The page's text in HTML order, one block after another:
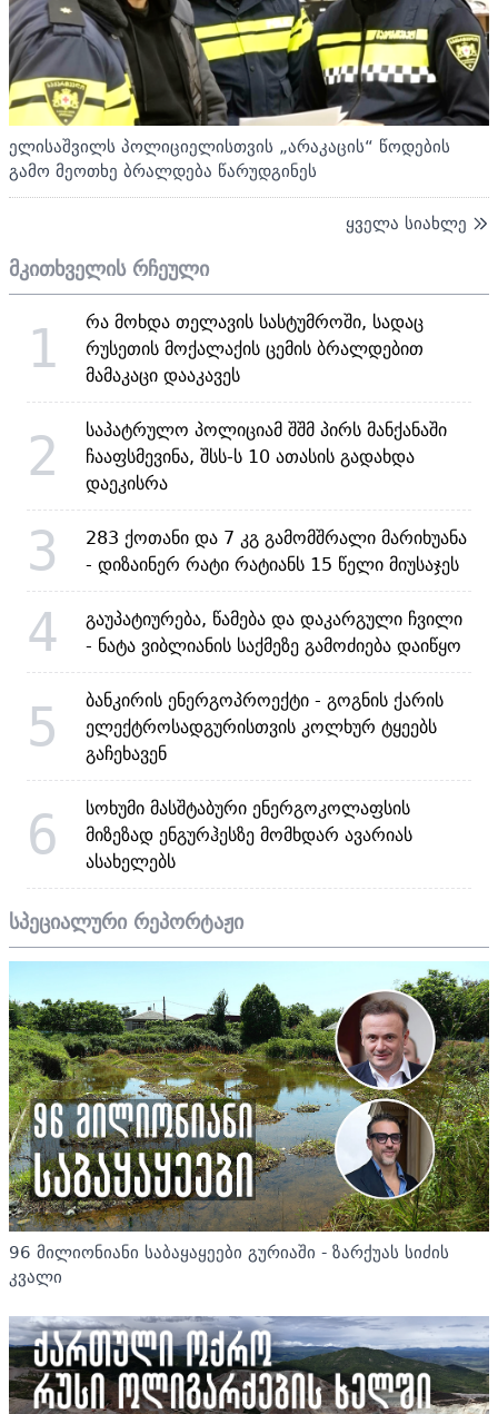
ელისაშვილს პოლიციელისთვის „არაკაცის“ წოდების
გამო მეოთხე ბრალდება წარუდგინეს
ყველა სიახლე
მკითხველის რჩეული
1
რა მოხდა თელავის სასტუმროში, სადაც
რუსეთის მოქალაქის ცემის ბრალდებით
მამაკაცი დააკავეს
2
საპატრულო პოლიციამ შშმ პირს მანქანაში
ჩააფსმევინა, შსს-ს 10 ათასის გადახდა
დაეკისრა
3
283 ქოთანი და 7 კგ გამომშრალი მარიხუანა
- დიზაინერ რატი რატიანს 15 წელი მიუსაჯეს
4
გაუპატიურება, წამება და დაკარგული ჩვილი
- ნატა ვიბლიანის საქმეზე გამოძიება დაიწყო
5
ბანკირის ენერგოპროექტი - გოგნის ქარის
ელექტროსადგურისთვის კოლხურ ტყეებს
გაჩეხავენ
6
სოხუმი მასშტაბური ენერგოკოლაფსის
მიზეზად ენგურჰესზე მომხდარ ავარიას
ასახელებს
სპეციალური რეპორტაჟი
96 მილიონიანი საბაყაყეები გურიაში - ზარქუას სიძის
კვალი